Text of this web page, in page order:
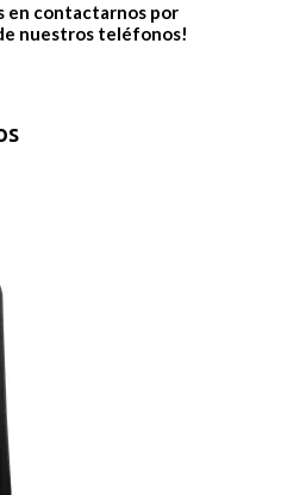
en contactarnos por
nuestros teléfonos!